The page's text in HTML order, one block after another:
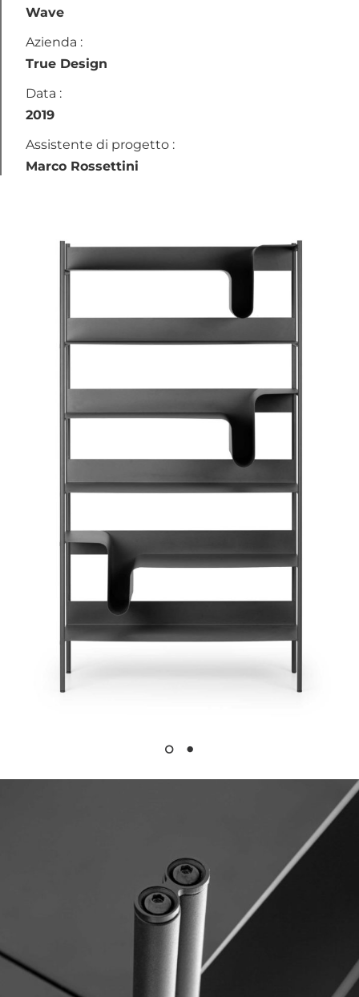
Studio
Prodotti
Archivio
Contatti
Instagram
Wave
Azienda :
True Design
Data :
2019
Assistente di progetto :
Marco Rossettini